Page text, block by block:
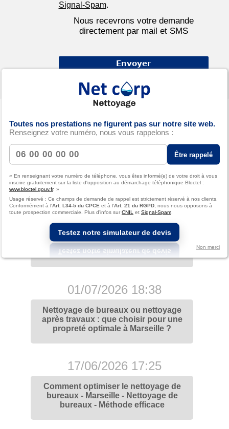
Toutes nos prestations ne figurent pas sur notre site web.
Renseignez votre numéro, nous vous rappelons :
Être rappelé
« En renseignant votre numéro de téléphone, vous êtes informé(e) de votre droit à vous
inscrire gratuitement sur la liste d'opposition au démarchage téléphonique Bloctel :
www.bloctel.gouv.fr. »
Usage réservé : Ce champs de demande de rappel est strictement réservé à nos clients.
Conformément à l'Art. L34-5 du CPCE et à l'Art. 21 du RGPD , nous nous opposons à
toute prospection commerciale. Plus d'infos sur CNIL et Signal-Spam
Testez notre simulateur de devis
Non merci
Signal-Spam.
Nous recevrons votre demande
directement par mail et SMS
Derniers articles
29/07/2026 12:48
Comment garantir un nettoyage de
bureaux conforme aux normes à
Marseille ?
15/07/2026 14:05
Nettoyage de bureaux à Marseille :
Évitez les erreurs courantes pour
une propreté optimale
01/07/2026 18:38
Nettoyage de bureaux ou nettoyage
après travaux : que choisir pour une
propreté optimale à Marseille ?
17/06/2026 17:25
Comment optimiser le nettoyage de
bureaux - Marseille - Nettoyage de
bureaux - Méthode efficace